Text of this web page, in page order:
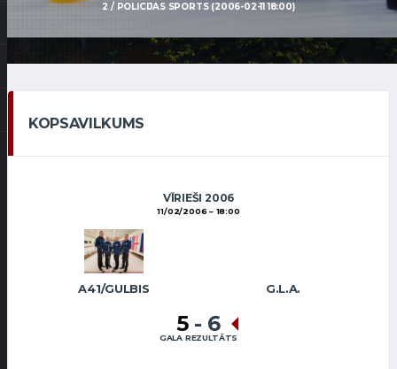
2 / POLICIJAS SPORTS (2006-02-11 18:00)
KOPSAVILKUMS
VĪRIEŠI 2006
11/02/2006 18:00
A41/GULBIS G.L.A.
5 - 6
GALA REZULTĀTS